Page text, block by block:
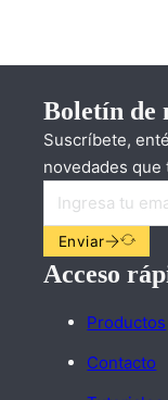
Boletín de
Suscríbete,
novedades que
Enviar
Acceso
Productos
Contacto